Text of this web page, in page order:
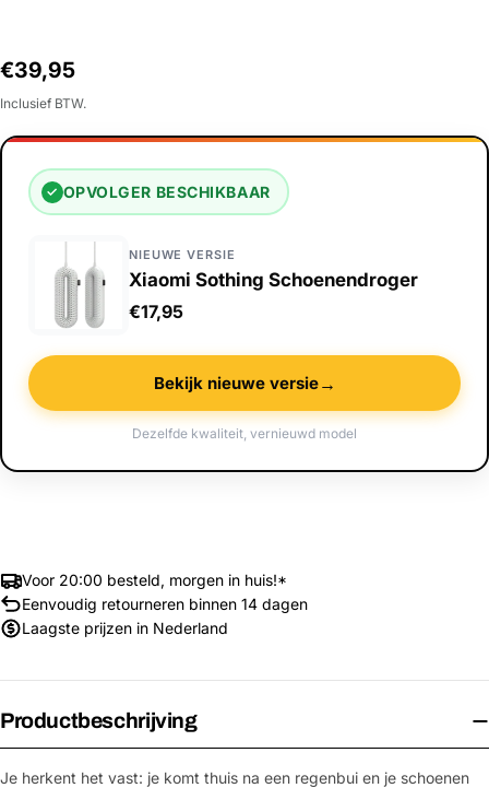
Normale
prijs
€39,95
Inclusief BTW.
✓ OPVOLGER BESCHIKBAAR
NIEUWE VERSIE
Xiaomi Sothing Schoenendroger
€17,95
Bekijk nieuwe versie→
Dezelfde kwaliteit, vernieuwd model
Voor 20:00 besteld, morgen in huis!*
Eenvoudig retourneren binnen 14 dagen
Laagste prijzen in Nederland
Productbeschrijving
Je herkent het vast: je komt thuis na een regenbui en je schoenen